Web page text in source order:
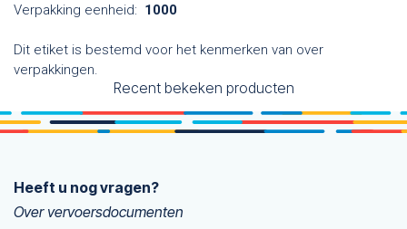
Verpakking eenheid: 1000
Dit etiket is bestemd voor het kenmerken van over
verpakkingen.
Recent bekeken producten
Heeft u nog vragen?
Over vervoersdocumenten